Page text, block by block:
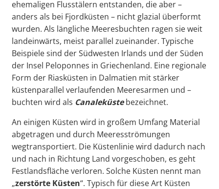
ehemaligen Flusstälern entstanden, die aber –
anders als bei Fjordküsten – nicht glazial überformt
wurden. Als längliche Meeresbuchten ragen sie weit
landeinwärts, meist parallel zueinander. Typische
Beispiele sind der Südwesten Irlands und der Süden
der Insel Peloponnes in Griechenland. Eine regionale
Form der Riasküsten in Dalmatien mit stärker
küstenparallel verlaufenden Meeresarmen und –
buchten wird als Canaleküstebezeichnet.
An einigen Küsten wird in großem Umfang Material
abgetragen und durch Meeresströmungen
wegtransportiert. Die Küstenlinie wird dadurch nach
und nach in Richtung Land vorgeschoben, es geht
Festlandsfläche verloren. Solche Küsten nennt man
„zerstörte Küsten“. Typisch für diese Art Küsten